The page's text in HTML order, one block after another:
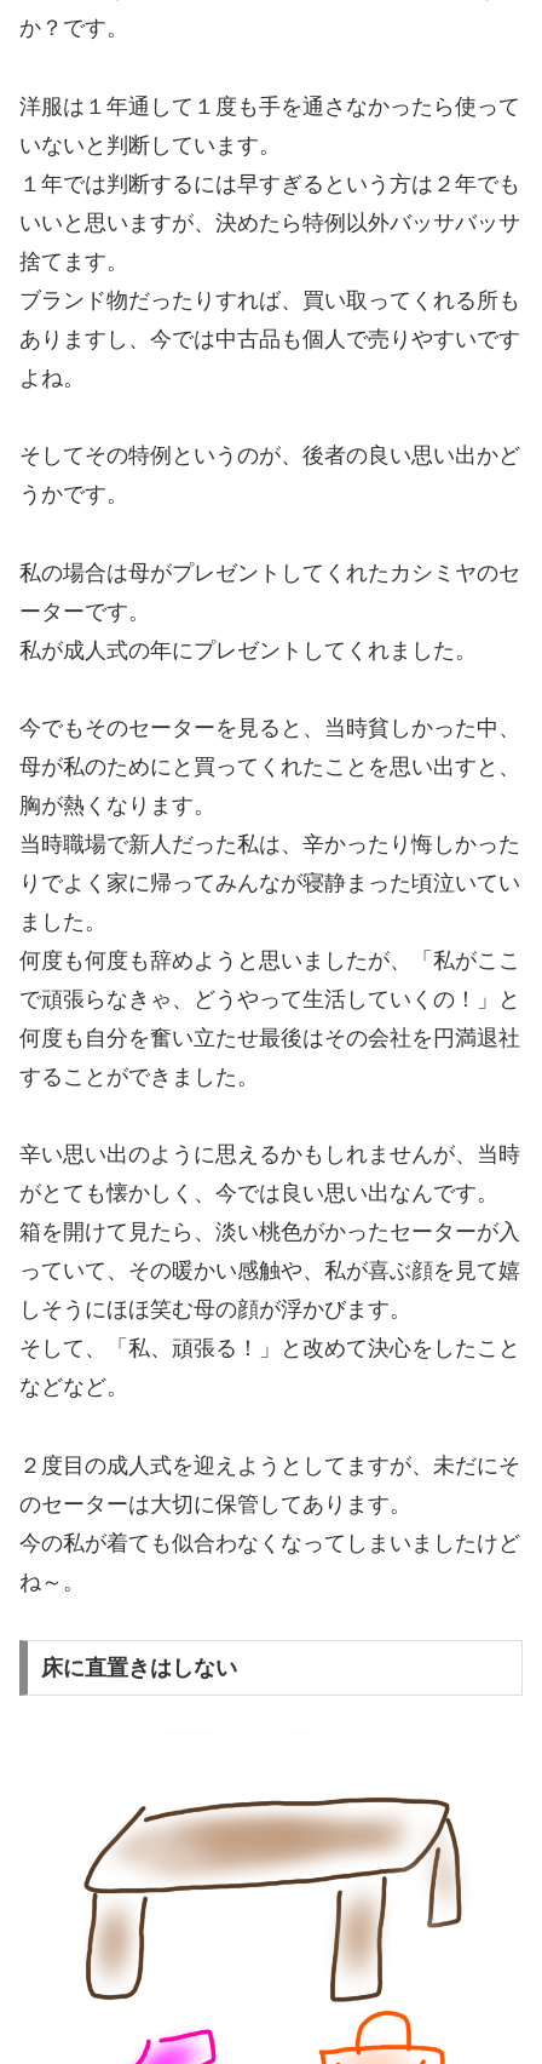
か？です。
洋服は１年通して１度も手を通さなかったら使って
いないと判断しています。
１年では判断するには早すぎるという方は２年でも
いいと思いますが、決めたら特例以外バッサバッサ
捨てます。
ブランド物だったりすれば、買い取ってくれる所も
ありますし、今では中古品も個人で売りやすいです
よね。
そしてその特例というのが、後者の良い思い出かど
うかです。
私の場合は母がプレゼントしてくれたカシミヤのセ
ーターです。
私が成人式の年にプレゼントしてくれました。
今でもそのセーターを見ると、当時貧しかった中、
母が私のためにと買ってくれたことを思い出すと、
胸が熱くなります。
当時職場で新人だった私は、辛かったり悔しかった
りでよく家に帰ってみんなが寝静まった頃泣いてい
ました。
何度も何度も辞めようと思いましたが、「私がここ
で頑張らなきゃ、どうやって生活していくの！」と
何度も自分を奮い立たせ最後はその会社を円満退社
することができました。
辛い思い出のように思えるかもしれませんが、当時
がとても懐かしく、今では良い思い出なんです。
箱を開けて見たら、淡い桃色がかったセーターが入
っていて、その暖かい感触や、私が喜ぶ顔を見て嬉
しそうにほほ笑む母の顔が浮かびます。
そして、「私、頑張る！」と改めて決心をしたこと
などなど。
２度目の成人式を迎えようとしてますが、未だにそ
のセーターは大切に保管してあります。
今の私が着ても似合わなくなってしまいましたけど
ね～。
床に直置きはしない